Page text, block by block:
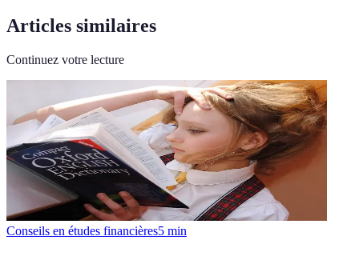
Articles similaires
Continuez votre lecture
Conseils en études financières5 min